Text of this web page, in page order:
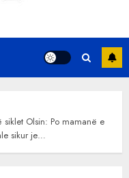
Olsin: Po mamanë e
sikur je…